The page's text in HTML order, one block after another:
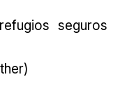
seguros